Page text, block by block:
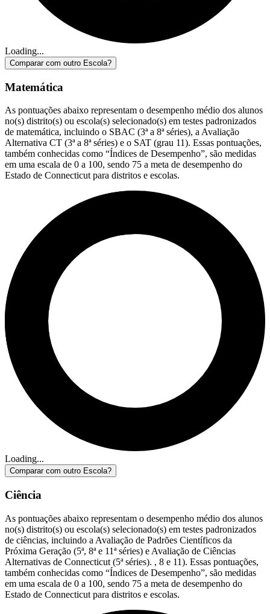
Loading...
Comparar com outro Escola?
Matemática
As pontuações abaixo representam o desempenho médio dos alunos
no(s) distrito(s) ou escola(s) selecionado(s) em testes padronizados
de matemática, incluindo o SBAC (3ª a 8ª séries), a Avaliação
Alternativa CT (3ª a 8ª séries) e o SAT (grau 11). Essas pontuações,
também conhecidas como “Índices de Desempenho”, são medidas
em uma escala de 0 a 100, sendo 75 a meta de desempenho do
Estado de Connecticut para distritos e escolas.
Loading...
Comparar com outro Escola?
Ciência
As pontuações abaixo representam o desempenho médio dos alunos
no(s) distrito(s) ou escola(s) selecionado(s) em testes padronizados
de ciências, incluindo a Avaliação de Padrões Científicos da
Próxima Geração (5ª, 8ª e 11ª séries) e Avaliação de Ciências
Alternativas de Connecticut (5ª séries). , 8 e 11). Essas pontuações,
também conhecidas como “Índices de Desempenho”, são medidas
em uma escala de 0 a 100, sendo 75 a meta de desempenho do
Estado de Connecticut para distritos e escolas.